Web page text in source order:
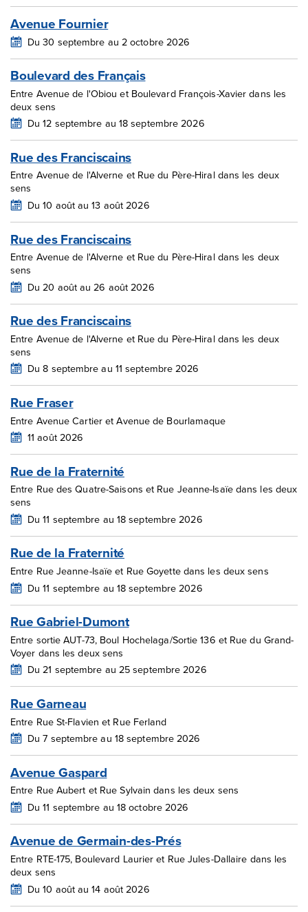
Avenue Fournier
Du 30 septembre au 2 octobre 2026
Boulevard des Français
Entre Avenue de l'Obiou et Boulevard François-Xavier dans les
deux sens
Du 12 septembre au 18 septembre 2026
Rue des Franciscains
Entre Avenue de l'Alverne et Rue du Père-Hiral dans les deux
sens
Du 10 août au 13 août 2026
Rue des Franciscains
Entre Avenue de l'Alverne et Rue du Père-Hiral dans les deux
sens
Du 20 août au 26 août 2026
Rue des Franciscains
Entre Avenue de l'Alverne et Rue du Père-Hiral dans les deux
sens
Du 8 septembre au 11 septembre 2026
Rue Fraser
Entre Avenue Cartier et Avenue de Bourlamaque
11 août 2026
Rue de la Fraternité
Entre Rue des Quatre-Saisons et Rue Jeanne-Isaïe dans les deux
sens
Du 11 septembre au 18 septembre 2026
Rue de la Fraternité
Entre Rue Jeanne-Isaïe et Rue Goyette dans les deux sens
Du 11 septembre au 18 septembre 2026
Rue Gabriel-Dumont
Entre sortie AUT-73, Boul Hochelaga/Sortie 136 et Rue du Grand-
Voyer dans les deux sens
Du 21 septembre au 25 septembre 2026
Rue Garneau
Entre Rue St-Flavien et Rue Ferland
Du 7 septembre au 18 septembre 2026
Avenue Gaspard
Entre Rue Aubert et Rue Sylvain dans les deux sens
Du 11 septembre au 18 octobre 2026
Avenue de Germain-des-Prés
Entre RTE-175, Boulevard Laurier et Rue Jules-Dallaire dans les
deux sens
Du 10 août au 14 août 2026